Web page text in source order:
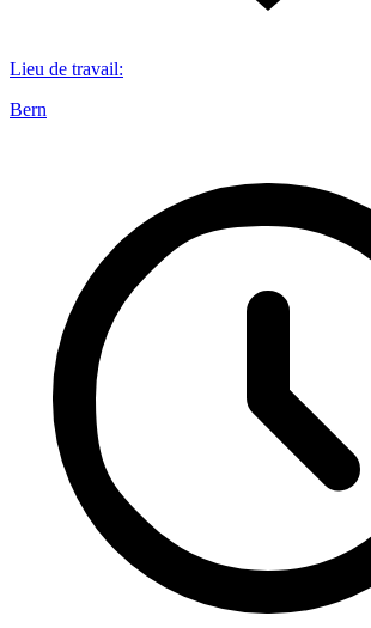
Lieu de travail:
Bern